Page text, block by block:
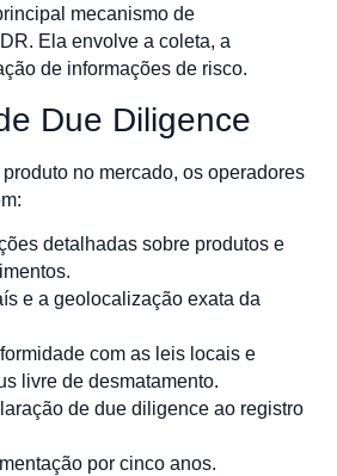
mecanismo de
Ela envolve a coleta, a
de informações de risco.
Due Diligence
no mercado, os operadores
detalhadas sobre produtos e
e a geolocalização exata da
com as leis locais e
livre de desmatamento.
de due diligence ao registro
por cinco anos.